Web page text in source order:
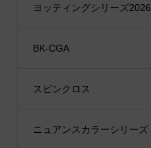
ヨッティングシリーズ2026
BK-CGA
スピンクロス
ニュアンスカラーシリーズ